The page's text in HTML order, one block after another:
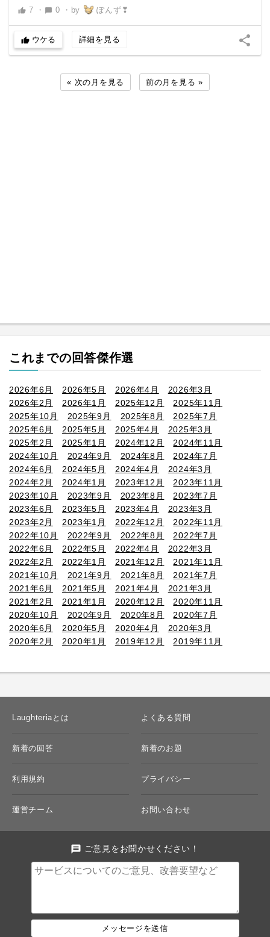
thumb_up 7 ・ chat_bubble 0 ・ by ぽんず❣
thumb_up ウケる 詳細を見る share
« 次の月を見る 前の月を見る »
これまでの回答傑作選
2026年6月 2026年5月 2026年4月
2026年3月
2026年2月
2026年1月 2025年12月
2025年11月
2025年10月
2025年9月 2025年8月
2025年7月
2025年6月
2025年5月 2025年4月
2025年3月
2025年2月
2025年1月 2024年12月
2024年11月
2024年10月
2024年9月 2024年8月
2024年7月
2024年6月
2024年5月 2024年4月
2024年3月
2024年2月
2024年1月 2023年12月
2023年11月
2023年10月
2023年9月 2023年8月
2023年7月
2023年6月
2023年5月 2023年4月
2023年3月
2023年2月
2023年1月 2022年12月
2022年11月
2022年10月
2022年9月 2022年8月
2022年7月
2022年6月
2022年5月 2022年4月
2022年3月
2022年2月
2022年1月 2021年12月
2021年11月
2021年10月
2021年9月 2021年8月
2021年7月
2021年6月
2021年5月 2021年4月
2021年3月
2021年2月
2021年1月 2020年12月
2020年11月
2020年10月
2020年9月 2020年8月
2020年7月
2020年6月
2020年5月 2020年4月
2020年3月
2020年2月
2020年1月 2019年12月 2019年11月
Laughteriaとは よくある質問
新着の回答 新着のお題
利用規約 プライバシー
運営チーム お問い合わせ
message ご意見をお聞かせください！
メッセージを送信